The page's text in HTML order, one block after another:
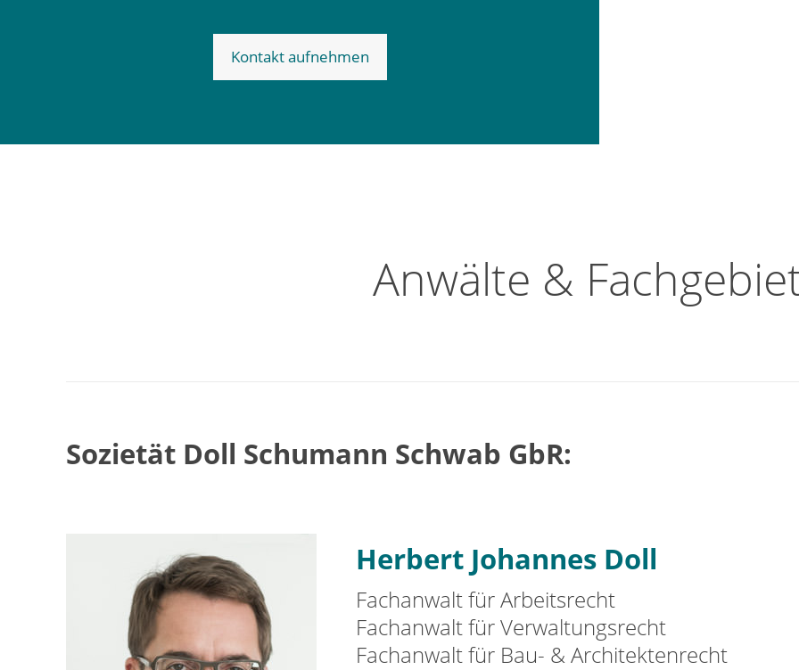
Kontakt aufnehmen
Anwälte &
Sozietät Doll Schumann Schwab GbR:
Herbert Johannes Doll
Fachanwalt für Arbeitsrecht
Fachanwalt für Verwaltungsrecht
Fachanwalt für Bau- & Architektenrecht